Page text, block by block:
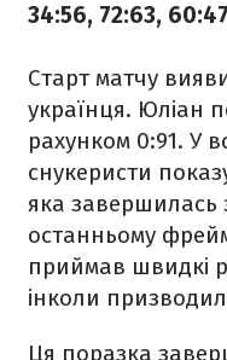
34:56, 72:63,
Старт матчу
українця. Юліан
рахунком 0:91. У
снукеристи
яка завершилась
останньому
приймав швидкі
інколи
Ця поразка